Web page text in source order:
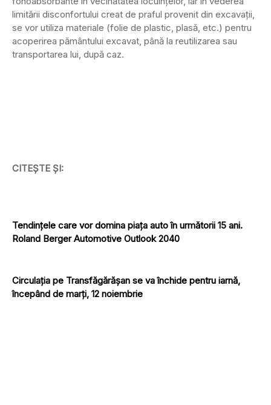
limitării disconfortului creat de praful provenit din excavații,
se vor utiliza materiale (folie de plastic, plasă, etc.) pentru
acoperirea pământului excavat, până la reutilizarea sau
transportarea lui, după caz.
CITEȘTE ȘI:
Tendințele care vor domina piața auto în următorii 15 ani.
Roland Berger Automotive Outlook 2040
Circulația pe Transfăgărăşan se va închide pentru iarnă,
începând de marţi, 12 noiembrie